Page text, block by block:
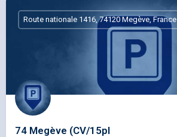
74 Megève (CV/15pl
Route nationale 1416, 74120 Megève, France